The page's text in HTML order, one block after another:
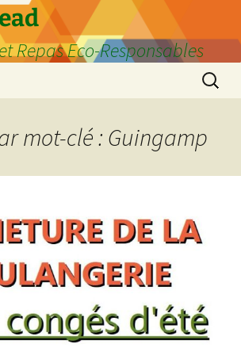
Repas Eco-Responsables
mot-clé : Guingamp